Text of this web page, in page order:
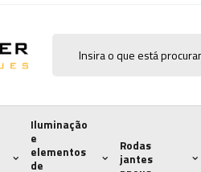
Iluminação
e
elementos
de
Rodas
jantes